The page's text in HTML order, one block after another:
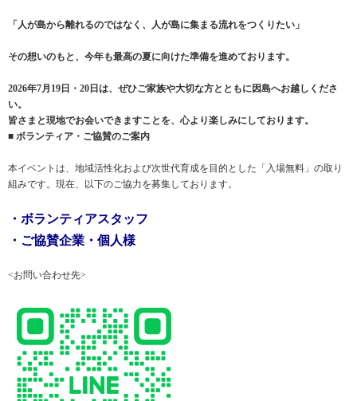
「人が島から離れるのではなく、人が島に集まる流れをつくりたい」
その想いのもと、今年も最高の夏に向けた準備を進めております。
2026年7月19日・20日は、ぜひご家族や大切な方とともに因島へお越しくださ
い。
皆さまと現地でお会いできますことを、心より楽しみにしております。
■ ボランティア・ご協賛のご案内
本イベントは、地域活性化および次世代育成を目的とした「入場無料」の取り
組みです。現在、以下のご協力を募集しております。
・ボランティアスタッフ
・ご協賛企業・個人様
<お問い合わせ先>